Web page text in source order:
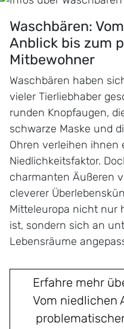
Waschbären:
Anblick bis zum
Mitbewohner
Waschbären haben
vieler Tierliebhaber
runden Knopfaugen,
schwarze Maske und
Ohren verleihen ihnen
Niedlichkeitsfaktor.
charmanten Äußeren
cleverer
Mitteleuropa nicht nur
ist, sondern sich an
Lebensräume
Erfahre mehr
Vom niedlichen